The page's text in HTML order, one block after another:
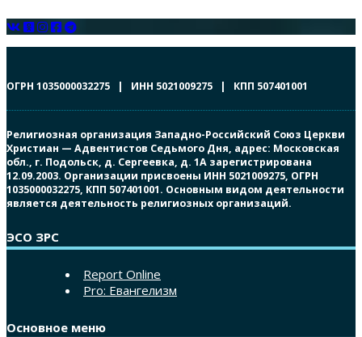
ОГРН 1035000032275 | ИНН 5021009275 | КПП 507401001
Религиозная организация Западно-Российский Союз Церкви
Христиан — Адвентистов Седьмого Дня, адрес: Московская
обл., г. Подольск, д. Сергеевка, д. 1А зарегистрирована
12.09.2003. Организации присвоены ИНН 5021009275, ОГРН
1035000032275, КПП 507401001. Основным видом деятельности
является деятельность религиозных организаций.
ЭСО ЗРС
Report Online
Pro: Евангелизм
Основное меню